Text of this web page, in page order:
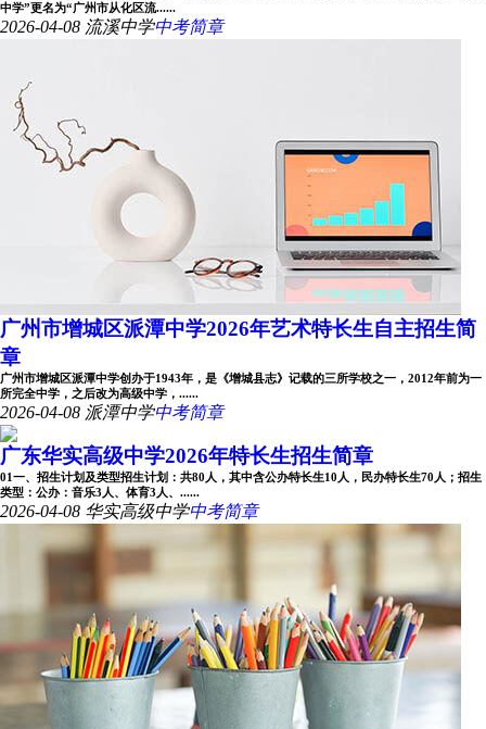
中学”更名为“广州市从化区流......
2026-04-08 流溪中学中考简章
广州市增城区派潭中学2026年艺术特长生自主招生简
章
广州市增城区派潭中学创办于1943年，是《增城县志》记载的三所学校之一，2012年前为一
所完全中学，之后改为高级中学，......
2026-04-08 派潭中学中考简章
广东华实高级中学2026年特长生招生简章
01一、招生计划及类型招生计划：共80人，其中含公办特长生10人，民办特长生70人；招生
类型：公办：音乐3人、体育3人、......
2026-04-08 华实高级中学中考简章